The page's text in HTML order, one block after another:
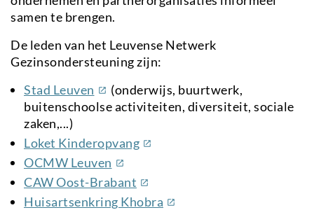
samen te brengen.
De leden van het Leuvense Netwerk
Gezinsondersteuning zijn:
Stad Leuven (externe
link)
(onderwijs, buurtwerk,
buitenschoolse activiteiten, diversiteit, sociale
zaken,...)
Loket Kinderopvang(externe
OCMW Leuven (externe
link)
CAW Oost-Brabant (externe
link)
Huisartsenkring Khobra (externe